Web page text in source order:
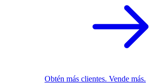
Obtén más clientes. Vende más.